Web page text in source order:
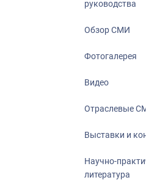
руководства
Обзор СМИ
Фотогалерея
Видео
Отраслевые
Выставки и
Научно-
литература